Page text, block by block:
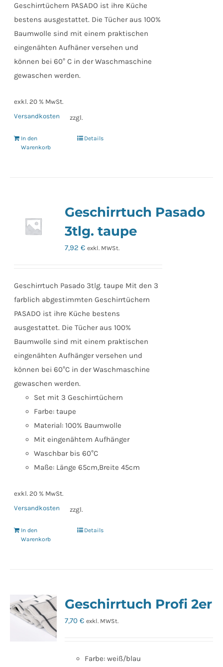
Geschirrtüchern PASADO ist ihre Küche
bestens ausgestattet. Die Tücher aus 100%
Baumwolle sind mit einem praktischen
eingenähten Aufhäner versehen und
können bei 60° C in der Waschmaschine
gewaschen werden.
exkl. 20 % MwSt.
zzgl.
Versandkosten
In den
Warenkorb
Details
Geschirrtuch Pasado
3tlg. taupe
7,92€ exkl. MWSt.
Geschirrtuch Pasado 3tlg. taupe Mit den 3
farblich abgestimmten Geschirrtüchern
PASADO ist ihre Küche bestens
ausgestattet. Die Tücher aus 100%
Baumwolle sind mit einem praktischen
eingenähten Aufhänger versehen und
können bei 60°C in der Waschmaschine
gewaschen werden.
Set mit 3 Geschirrtüchern
Farbe: taupe
Material: 100% Baumwolle
Mit eingenähtem Aufhänger
Waschbar bis 60°C
Maße: Länge 65cm,Breite 45cm
exkl. 20 % MwSt.
zzgl.
Versandkosten
In den
Warenkorb
Details
Geschirrtuch Profi 2er
7,70€ exkl. MWSt.
Farbe: weiß/blau